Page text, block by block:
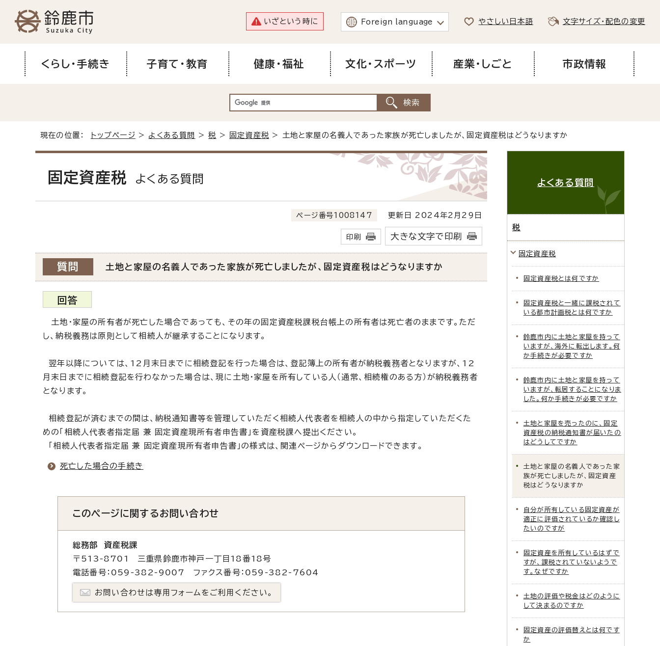
いざという時に Foreign language やさしい日本語 文字サイズ・配色の変更
くらし・手続き 子育て・教育 健康・福祉 文化・スポーツ 産業・しごと 市政情報
現在の位置： トップページ > よくある質問 >税 > 固定資産税 > 土地と家屋の名義人であった家族が死亡しましたが、固定資産税はどうなりますか
固定資産税 よくある質問
ページ番号1008147 更新日 2024年2月29日
印刷 大きな文字で印刷
質問 土地と家屋の名義人であった家族が死亡しましたが、固定資産税はどうなりますか
回答
土地・家屋の所有者が死亡した場合であっても、その年の固定資産税課税台帳上の所有者は死亡者のままです。ただ
し、納税義務は原則として相続人が継承することになります。
翌年以降については、12月末日までに相続登記を行った場合は、登記簿上の所有者が納税義務者となりますが、12
月末日までに相続登記を行わなかった場合は、現に土地・家屋を所有している人（通常、相続権のある方）が納税義務者
となります。
相続登記が済むまでの間は、納税通知書等を管理していただく相続人代表者を相続人の中から指定していただくた
めの「相続人代表者指定届 兼 固定資産現所有者申告書」を資産税課へ提出ください。
「相続人代表者指定届 兼 固定資産現所有者申告書」の様式は、関連ページからダウンロードできます。
死亡した場合の手続き
このページに関するお問い合わせ
総務部 資産税課
〒513-8701 三重県鈴鹿市神戸一丁目18番18号
電話番号：059-382-9007 ファクス番号：059-382-7604
お問い合わせは専用フォームをご利用ください。
よくある質問
税
固定資産税
固定資産税とは何ですか
固定資産税と一緒に課税されて
いる都市計画税とは何ですか
鈴鹿市内に土地と家屋を持って
いますが、海外に転出します。何
か手続きが必要ですか
鈴鹿市内に土地と家屋を持って
いますが、転居することになりま
した。何か手続きが必要ですか
土地と家屋を売ったのに、固定
資産税の納税通知書が届いたの
はどうしてですか
土地と家屋の名義人であった家
族が死亡しましたが、固定資産
税はどうなりますか
自分が所有している固定資産が
適正に評価されているか確認し
たいのですが
固定資産を所有しているはずで
すが、課税されていないようで
す。なぜですか
土地の評価や税金はどのように
して決まるのですか
固定資産の評価替えとは何です
か